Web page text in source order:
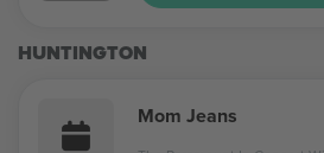
HUNTINGTON
Mom Jeans